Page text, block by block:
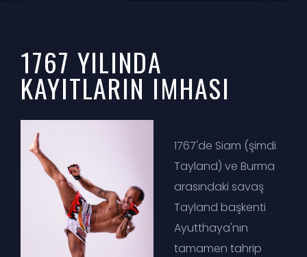
1767 YILINDA
KAYITLARIN IMHASI
1767'de Siam (şimdi
Tayland) ve Burma
arasındaki savaş
Tayland başkenti
Ayutthaya'nın
tamamen tahrip